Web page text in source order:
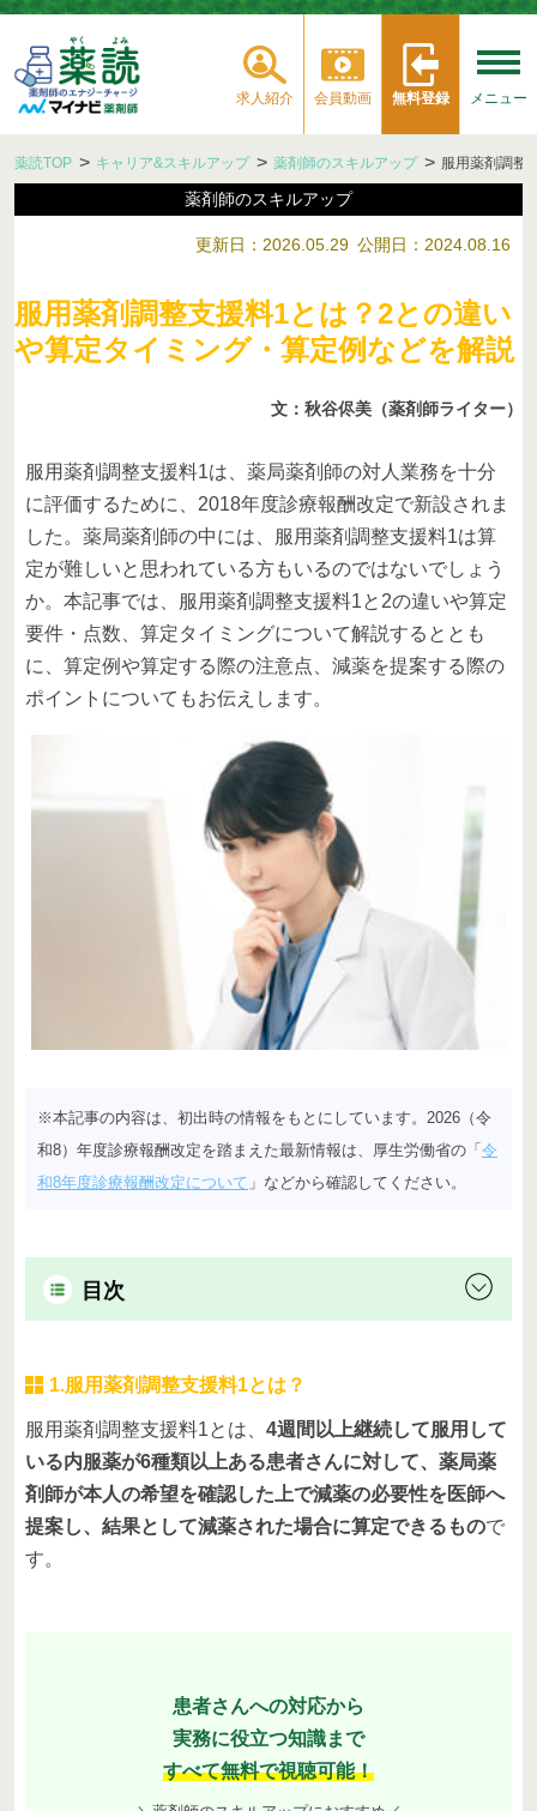
求人紹介 会員動画 無料登録 メニュー
薬読TOP キャリア&スキルアップ 薬剤師のスキルアップ 服用薬剤調整
薬剤師のスキルアップ
更新日：2026.05.29 公開日：2024.08.16
服用薬剤調整支援料1とは？2との違い
や算定タイミング・算定例などを解説
文：秋谷侭美（薬剤師ライター）
服用薬剤調整支援料1は、薬局薬剤師の対人業務を十分
に評価するために、2018年度診療報酬改定で新設されま
した。薬局薬剤師の中には、服用薬剤調整支援料1は算
定が難しいと思われている方もいるのではないでしょう
か。本記事では、服用薬剤調整支援料1と2の違いや算定
要件・点数、算定タイミングについて解説するととも
に、算定例や算定する際の注意点、減薬を提案する際の
ポイントについてもお伝えします。
※本記事の内容は、初出時の情報をもとにしています。2026（令
和8）年度診療報酬改定を踏まえた最新情報は、厚生労働省の「 令
和8年度診療報酬改定について 」などから確認してください。
目次
1.服用薬剤調整支援料1とは？
服用薬剤調整支援料1とは、 4週間以上継続して服用して
いる内服薬が6種類以上ある患者さんに対して、薬局薬
剤師が本人の希望を確認した上で減薬の必要性を医師へ
提案し、結果として減薬された場合に算定できるもので
す。
患者さんへの対応から
実務に役立つ知識まで
すべて無料で視聴可能！